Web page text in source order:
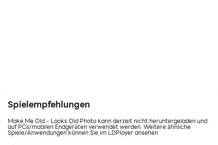
Spielempfehlungen
Make Me Old - Looks Old Photo kann derzeit nicht heruntergeladen und
auf PCs/mobilen Endgeräten verwendet werden. Weitere ähnliche
Spiele/Anwendungen können Sie im LDPlayer ansehen